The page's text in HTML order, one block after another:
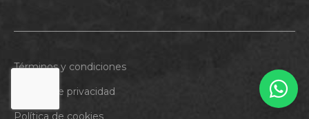
Términos y condiciones
Política de privacidad
Política de cookies